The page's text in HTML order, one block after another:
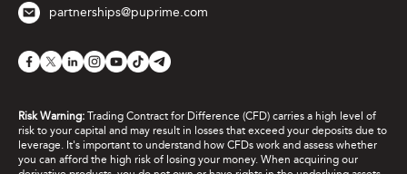
partnerships@puprime.com
Risk Warning: Trading Contract for Difference (CFD) carries a high level of
risk to your capital and may result in losses that exceed your deposits due to
leverage. It's important to understand how CFDs work and assess whether
you can afford the high risk of losing your money. When acquiring our